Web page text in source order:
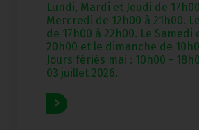
Lundi, Mardi et Jeudi de
Mercredi de 12h00 à 21h00.
de 17h00 à 22h00. Le Samedi
20h00 et le dimanche de
Jours fériés mai : 10h00 -
03 juillet 2026.
Read More